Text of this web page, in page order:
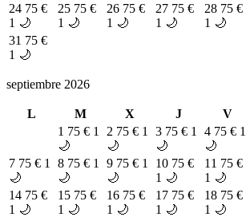
24 75 €
1 🌙
25 75 €
1 🌙
26 75 €
1 🌙
27 75 €
1 🌙
28 75 €
1 🌙
31 75 €
1 🌙
septiembre 2026
L M X J V
1 75 € 1
🌙
2 75 € 1
🌙
3 75 € 1
🌙
4 75 € 1
🌙
7 75 € 1
🌙
8 75 € 1
🌙
9 75 € 1
🌙
10 75 €
1 🌙
11 75 €
1 🌙
14 75 €
1 🌙
15 75 €
1 🌙
16 75 €
1 🌙
17 75 €
1 🌙
18 75 €
1 🌙